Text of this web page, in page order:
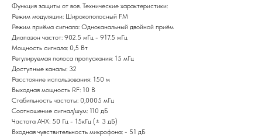
Функция защиты от воя. Технические характеристики:
Режим модуляции: Широкополосный FM
Режим приёма сигнала: Одноканальный двойной приём
Диапазон частот: 902.5 мГц - 917.5 мГц
Мощность сигнала: 0,5 Вт
Регулируемая полоса пропускания: 15 мГц
Доступные каналы: 32
Расстояние использования: 150 м
Выходная мощность RF: 10 В
Стабильность частоты: 0,0005 мГц
Соотношение сигнал/шум: 110 дБ
Частота АЧХ: 50 Гц - 15кГц (± 3 дБ)
Входная чувствительность микрофона: - 51 дБ